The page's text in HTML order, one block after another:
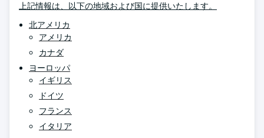
上記情報は、以下の地域および国に提供いたします。
北アメリカ
アメリカ
カナダ
ヨーロッパ
イギリス
ドイツ
フランス
イタリア